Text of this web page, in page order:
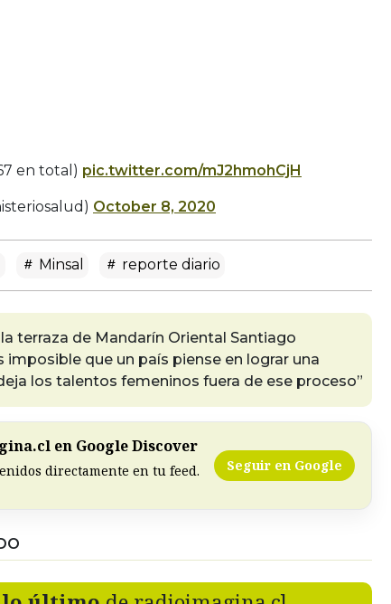
en total) pic.twitter.com/mJ2hmohCjH
October 8, 2020
Minsal reporte diario
terraza de Mandarín Oriental Santiago
imposible que un país piense en lograr una
los talentos femeninos fuera de ese proceso”
en Google Discover
directamente en tu feed. Seguir en Google